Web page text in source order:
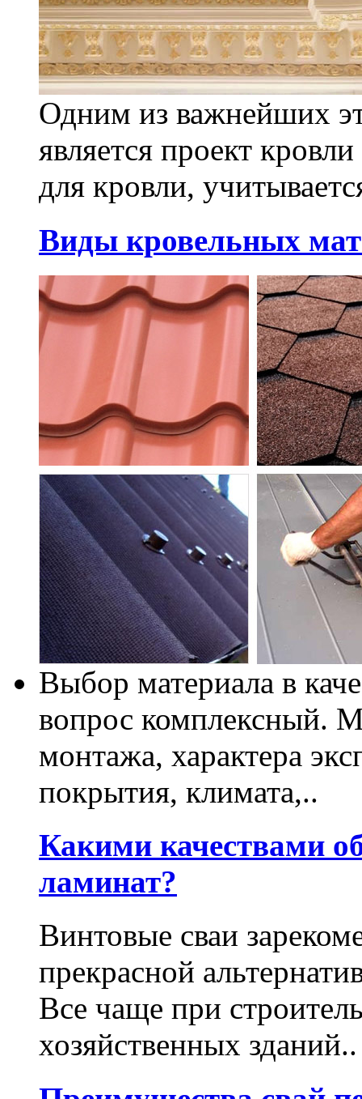
Одним из важнейших
является проект
для кровли,
Виды кровельных
Выбор материала в
вопрос комплексный.
монтажа, характера
покрытия, климата,..
Какими качествами
ламинат?
Винтовые сваи
прекрасной
Все чаще при
хозяйственных зданий..